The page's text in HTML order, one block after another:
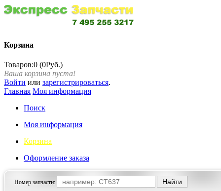
Корзина
Товаров:0 (0Руб.)
Ваша корзина пуста!
Войти или зарегистрироваться.
Главная Моя информация
Поиск
Моя информация
Корзина
Оформление заказа
Номер запчасти: